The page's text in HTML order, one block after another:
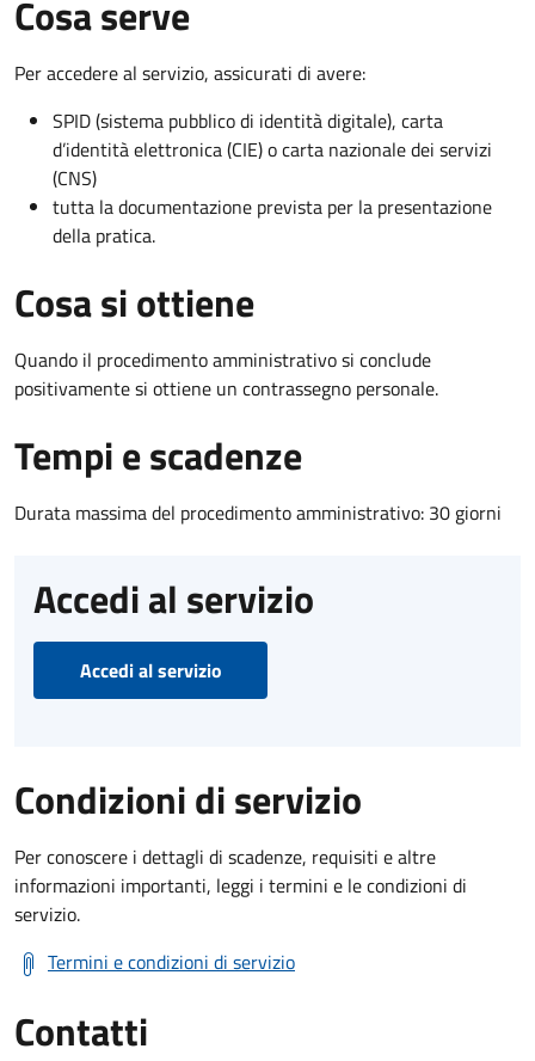
Cosa serve
Per accedere al servizio, assicurati di avere:
SPID (sistema pubblico di identità digitale), carta
d’identità elettronica (CIE) o carta nazionale dei servizi
(CNS)
tutta la documentazione prevista per la presentazione
della pratica.
Cosa si ottiene
Quando il procedimento amministrativo si conclude
positivamente si ottiene un contrassegno personale.
Tempi e scadenze
Durata massima del procedimento amministrativo: 30 giorni
Accedi al servizio
Accedi al servizio
Condizioni di servizio
Per conoscere i dettagli di scadenze, requisiti e altre
informazioni importanti, leggi i termini e le condizioni di
servizio.
Termini e condizioni di servizio
Contatti